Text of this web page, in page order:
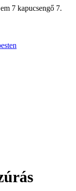
7 kapucsengő 7.